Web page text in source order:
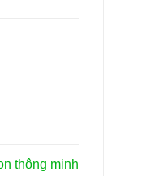
thông minh